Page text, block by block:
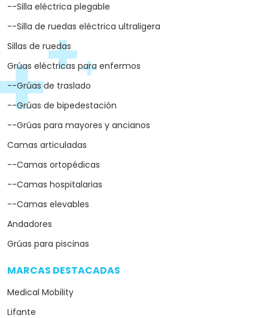
--Silla eléctrica plegable
--Silla de ruedas eléctrica ultraligera
Sillas de ruedas
Grúas eléctricas para enfermos
--Grúas de traslado
--Grúas de bipedestación
--Grúas para mayores y ancianos
Camas articuladas
--Camas ortopédicas
--Camas hospitalarias
--Camas elevables
Andadores
Grúas para piscinas
MARCAS DESTACADAS
Medical Mobility
Lifante